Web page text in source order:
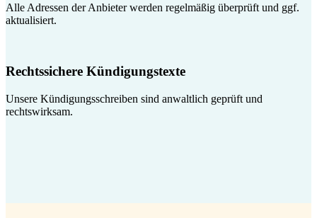
Alle Adressen der Anbieter werden regelmäßig überprüft und ggf.
aktualisiert.
Rechtssichere Kündigungstexte
Unsere Kündigungsschreiben sind anwaltlich geprüft und
rechtswirksam.